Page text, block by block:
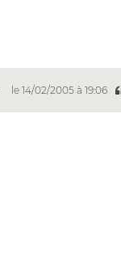
le 14/02/2005 à 19:06